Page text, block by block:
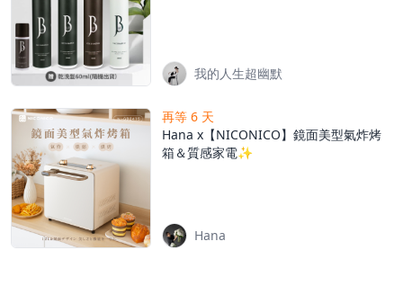
我的人生超幽默
再等 6 天
Hana x【NICONICO】鏡面美型氣炸烤
箱＆質感家電✨
Hana